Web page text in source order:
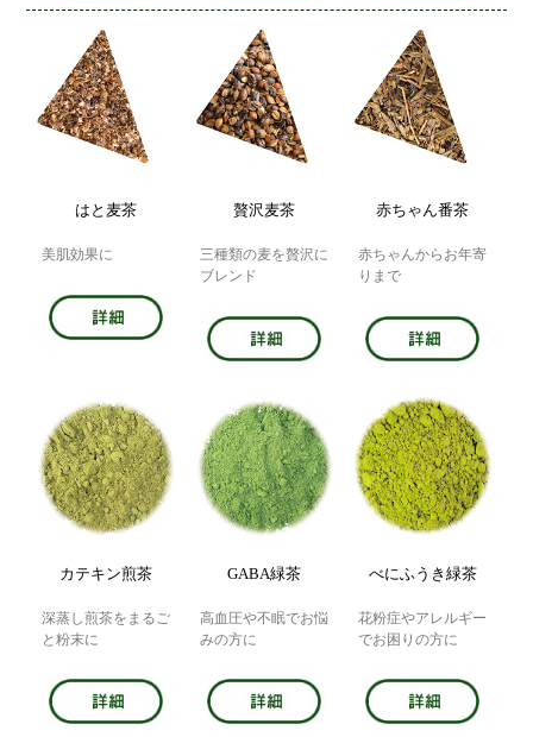
はと麦茶
美肌効果に
贅沢麦茶
三種類の麦を贅沢に
ブレンド
赤ちゃん番茶
赤ちゃんからお年寄
りまで
カテキン煎茶
深蒸し煎茶をまるご
と粉末に
GABA緑茶
高血圧や不眠でお悩
みの方に
べにふうき緑茶
花粉症やアレルギー
でお困りの方に